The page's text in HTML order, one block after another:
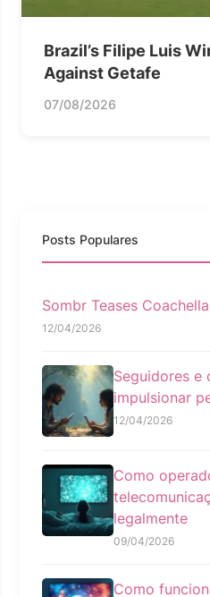
Brazil’s Filipe Luis
Against Getafe
07/08/2026
Posts Populares
Sombr Teases
12/04/2026
Seguidores e
impulsionar
12/04/2026
Como
legalmente
09/04/2026
Como